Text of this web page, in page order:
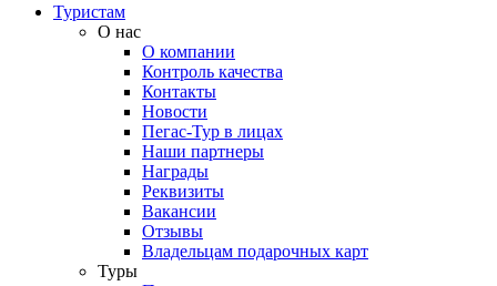
Туристам
О нас
О компании
Контроль качества
Контакты
Новости
Пегас-Тур в лицах
Наши партнеры
Награды
Реквизиты
Вакансии
Отзывы
Владельцам подарочных карт
Туры